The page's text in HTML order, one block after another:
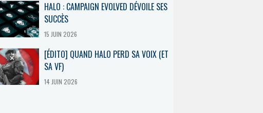
HALO : CAMPAIGN EVOLVED DÉVOILE SES
SUCCÈS
15 JUIN 2026
[ÉDITO] QUAND HALO PERD SA VOIX (ET
SA VF)
14 JUIN 2026